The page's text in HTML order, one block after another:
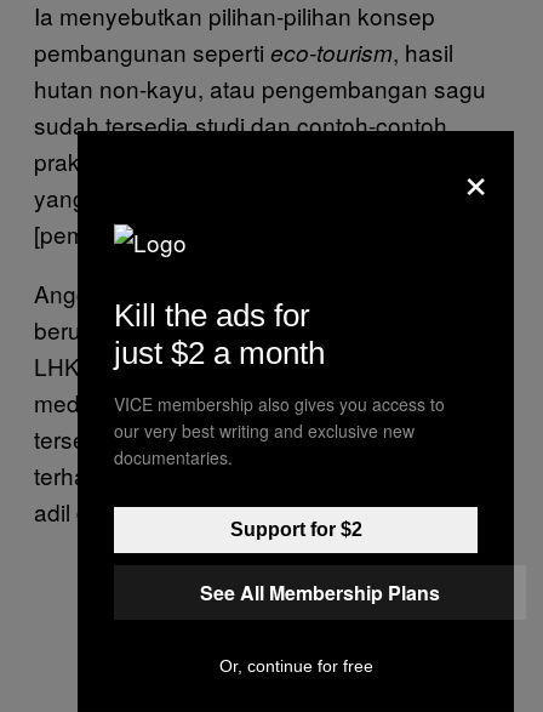
Ia menyebutkan pilihan-pilihan konsep
pembangunan seperti eco-tourism, hasil
hutan non-kayu, atau pengembangan sagu
sudah tersedia studi dan contoh-contoh
prakteknya. “Tinggal diterapkan dalam skala
yang masif. Jadi, jangan dibenturkan
[pembangunan dengan kelestarian alam].”
Anggota Komisi IV DPR RI Daniel Johan
berupaya mencerna cara berpikir Menteri
LHK secara lebih positif. Kepada awak
media, politikus Partai Kebangkitan Bangsa
tersebut menilai twit Siti adalah bentuk kritik
terhadap sistem ekonomi global yang tidak
adil dilakukan negara-negara maju.
×
Kill the ads for
just $2 a month
VICE membership also gives you access to
our very best writing and exclusive new
documentaries.
Support for $2
See All Membership Plans
Or, continue for free